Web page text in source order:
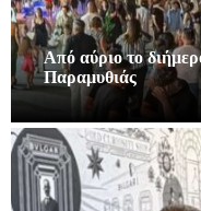
Από αύριο το
Παραμυθιάς